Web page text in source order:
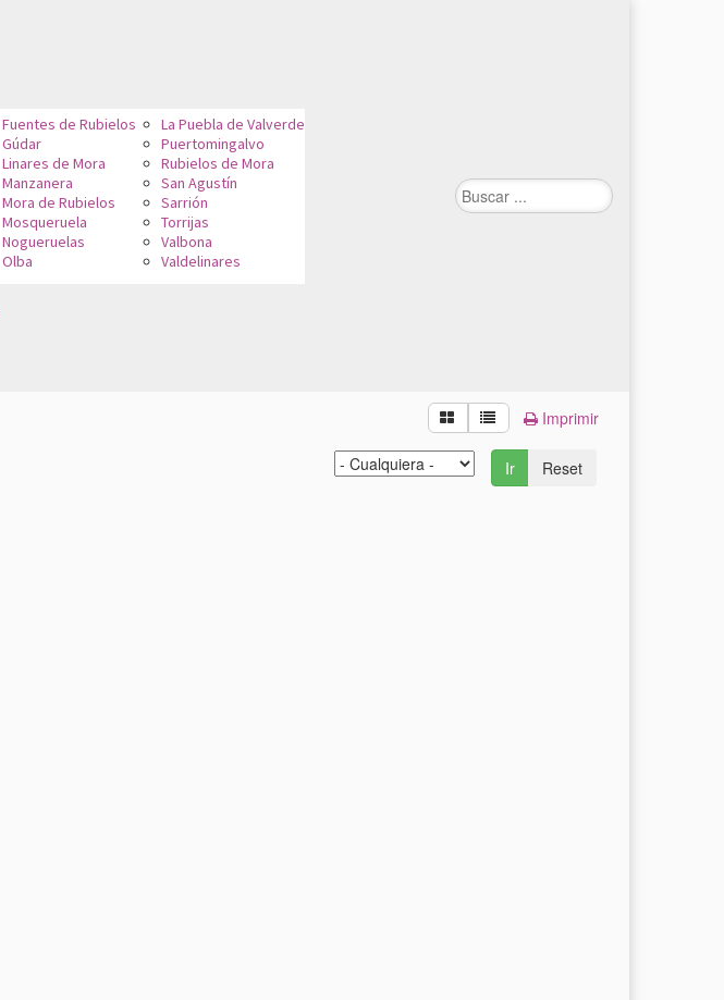
Fuentes de Rubielos
Gúdar
Linares de Mora
Manzanera
Mora de Rubielos
Mosqueruela
Nogueruelas
Olba
La Puebla de Valverde
Puertomingalvo
Rubielos de Mora
San Agustín
Sarrión
Torrijas
Valbona
Valdelinares
Imprimir
Ir Reset